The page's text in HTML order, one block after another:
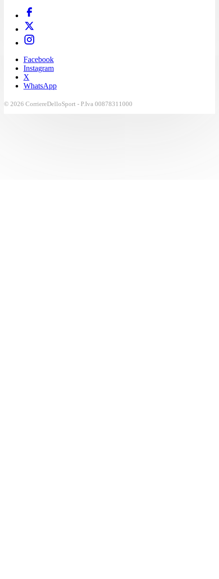
Facebook
Instagram
X
WhatsApp
© 2026 CorriereDelloSport - P.Iva 00878311000